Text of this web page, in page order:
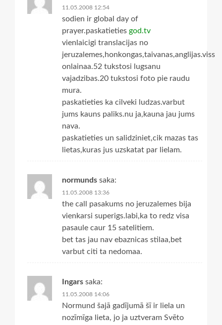
11.05.2008 12:54
sodien ir global day of
prayer.paskatieties god.tv
vienlaicigi translacijas no
jeruzalemes,honkongas,taivanas,anglijas.viss
onlainaa.52 tukstosi lugsanu
vajadzibas.20 tukstosi foto pie raudu
mura.
paskatieties ka cilveki ludzas.varbut
jums kauns paliks.nu ja,kauna jau jums
nava.
paskatieties un salidziniet,cik mazas tas
lietas,kuras jus uzskatat par lielam.
normunds saka:
11.05.2008 13:36
the call pasakums no jeruzalemes bija
vienkarsi superigs.labi,ka to redz visa
pasaule caur 15 satelitiem.
bet tas jau nav ebaznicas stilaa,bet
varbut citi ta nedomaa.
Ingars saka:
11.05.2008 14:06
Normund šajā gadījumā šī ir liela un
nozīmīga lieta, jo ja uztveram Svēto